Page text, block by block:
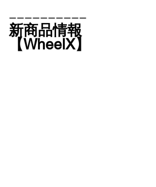
ーーーーーーーーーー
新商品情報
【WheelX】